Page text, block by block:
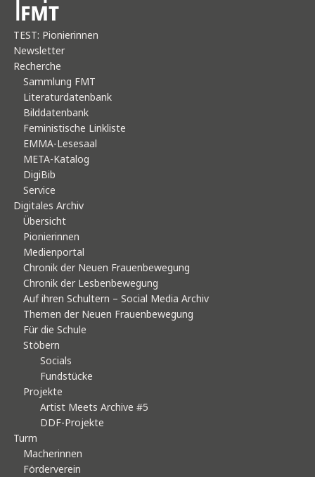
TEST: Pionierinnen
Newsletter
Recherche
Sammlung FMT
Literaturdatenbank
Bilddatenbank
Feministische Linkliste
EMMA-Lesesaal
META-Katalog
DigiBib
Service
Digitales Archiv
Übersicht
Pionierinnen
Medienportal
Chronik der Neuen Frauenbewegung
Chronik der Lesbenbewegung
Auf ihren Schultern – Social Media Archiv
Themen der Neuen Frauenbewegung
Für die Schule
Stöbern
Socials
Fundstücke
Projekte
Artist Meets Archive #5
DDF-Projekte
Turm
Macherinnen
Förderverein